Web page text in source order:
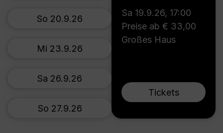
Sa 19.9.26, 17:00
Preise ab € 33,00
Großes Haus
Tickets
So 20.9.26
Mi 23.9.26
Sa 26.9.26
So 27.9.26